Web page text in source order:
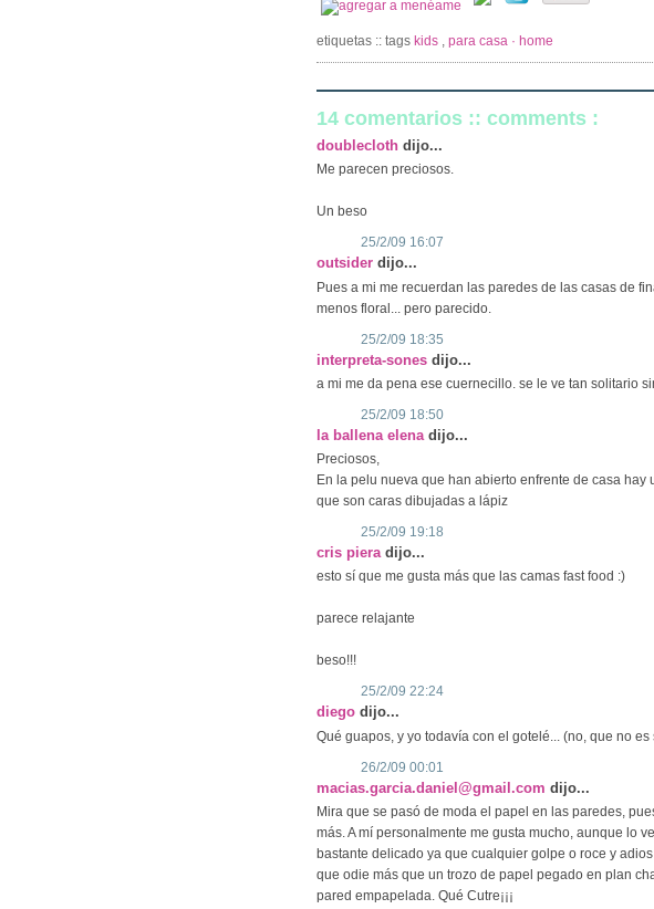
etiquetas :: tags kids , para casa · home
14 comentarios :: comments :
doublecloth dijo...
Me parecen preciosos.
Un beso
25/2/09 16:07
outsider dijo...
Pues a mi me recuerdan las paredes de las casas de
menos floral... pero parecido.
25/2/09 18:35
interpreta-sones dijo...
a mi me da pena ese cuernecillo. se le ve tan solitario
25/2/09 18:50
la ballena elena dijo...
Preciosos,
En la pelu nueva que han abierto enfrente de casa hay
que son caras dibujadas a lápiz
25/2/09 19:18
cris piera dijo...
esto sí que me gusta más que las camas fast food :)
parece relajante
beso!!!
25/2/09 22:24
diego dijo...
Qué guapos, y yo todavía con el gotelé... (no, que no
26/2/09 00:01
macias.garcia.daniel@gmail.com dijo...
Mira que se pasó de moda el papel en las paredes,
más. A mí personalmente me gusta mucho, aunque lo
bastante delicado ya que cualquier golpe o roce y
que odie más que un trozo de papel pegado en plan
pared empapelada. Qué Cutre¡¡¡